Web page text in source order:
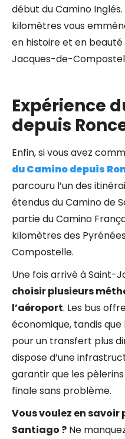
début du Camino
kilomètres vous
en histoire et en beauté
Jacques-de-
Expérience
depuis
Enfin, si vous avez
du Camino depuis
parcouru l’un des
étendus du Camino de
partie du Camino
kilomètres des
Compostelle.
Une fois arrivé à Saint-
choisir plusieurs
l’aéroport. Les bus
économique, tandis
pour un transfert plus
dispose d’une
garantir que les
finale sans problème.
Vous voulez en savoir
Santiago ? Ne